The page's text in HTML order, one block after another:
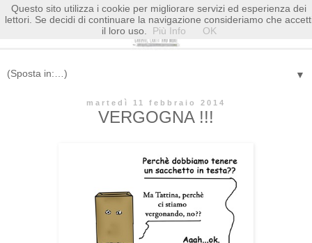
▼
martedì 11 febbraio 2014
VERGOGNA !!!
Questo sito utilizza i cookie per migliorare servizi ed esperienza dei
lettori. Se decidi di continuare la navigazione consideriamo che
il loro uso.
Più Info OK